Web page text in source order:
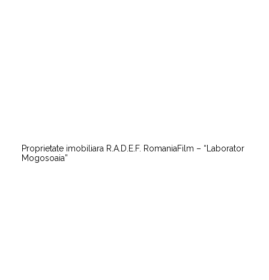
Proprietate imobiliara R.A.D.E.F. RomaniaFilm – “Laborator
Mogosoaia”